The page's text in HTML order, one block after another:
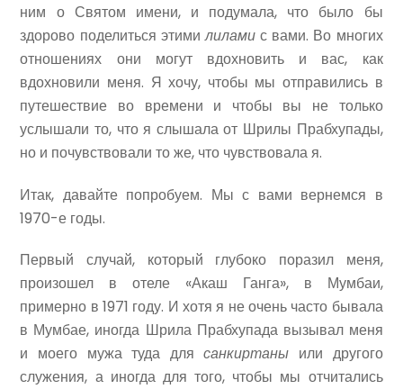
ним о Святом имени, и подумала, что было бы
здорово поделиться этимилиламис вами. Во многих
отношениях они могут вдохновить и вас, как
вдохновили меня. Я хочу, чтобы мы отправились в
путешествие во времени и чтобы вы не только
услышали то, что я слышала от Шрилы Прабхупады,
но и почувствовали то же, что чувствовала я.
Итак, давайте попробуем. Мы с вами вернемся в
1970-е годы.
Первый случай, который глубоко поразил меня,
произошел в отеле «Акаш Ганга», в Мумбаи,
примерно в 1971 году. И хотя я не очень часто бывала
в Мумбае, иногда Шрила Прабхупада вызывал меня
и моего мужа туда длясанкиртаны или другого
служения, а иногда для того, чтобы мы отчитались